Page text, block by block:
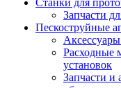
Станки для
Запчасти
Пескоструйные
Расходные
установок
Запчасти и